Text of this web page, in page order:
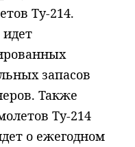
Ту-214.
запасов
Также
Ту-214
о ежегодном